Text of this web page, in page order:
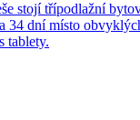
stojí třípodlažní
34 dní místo
tablety.